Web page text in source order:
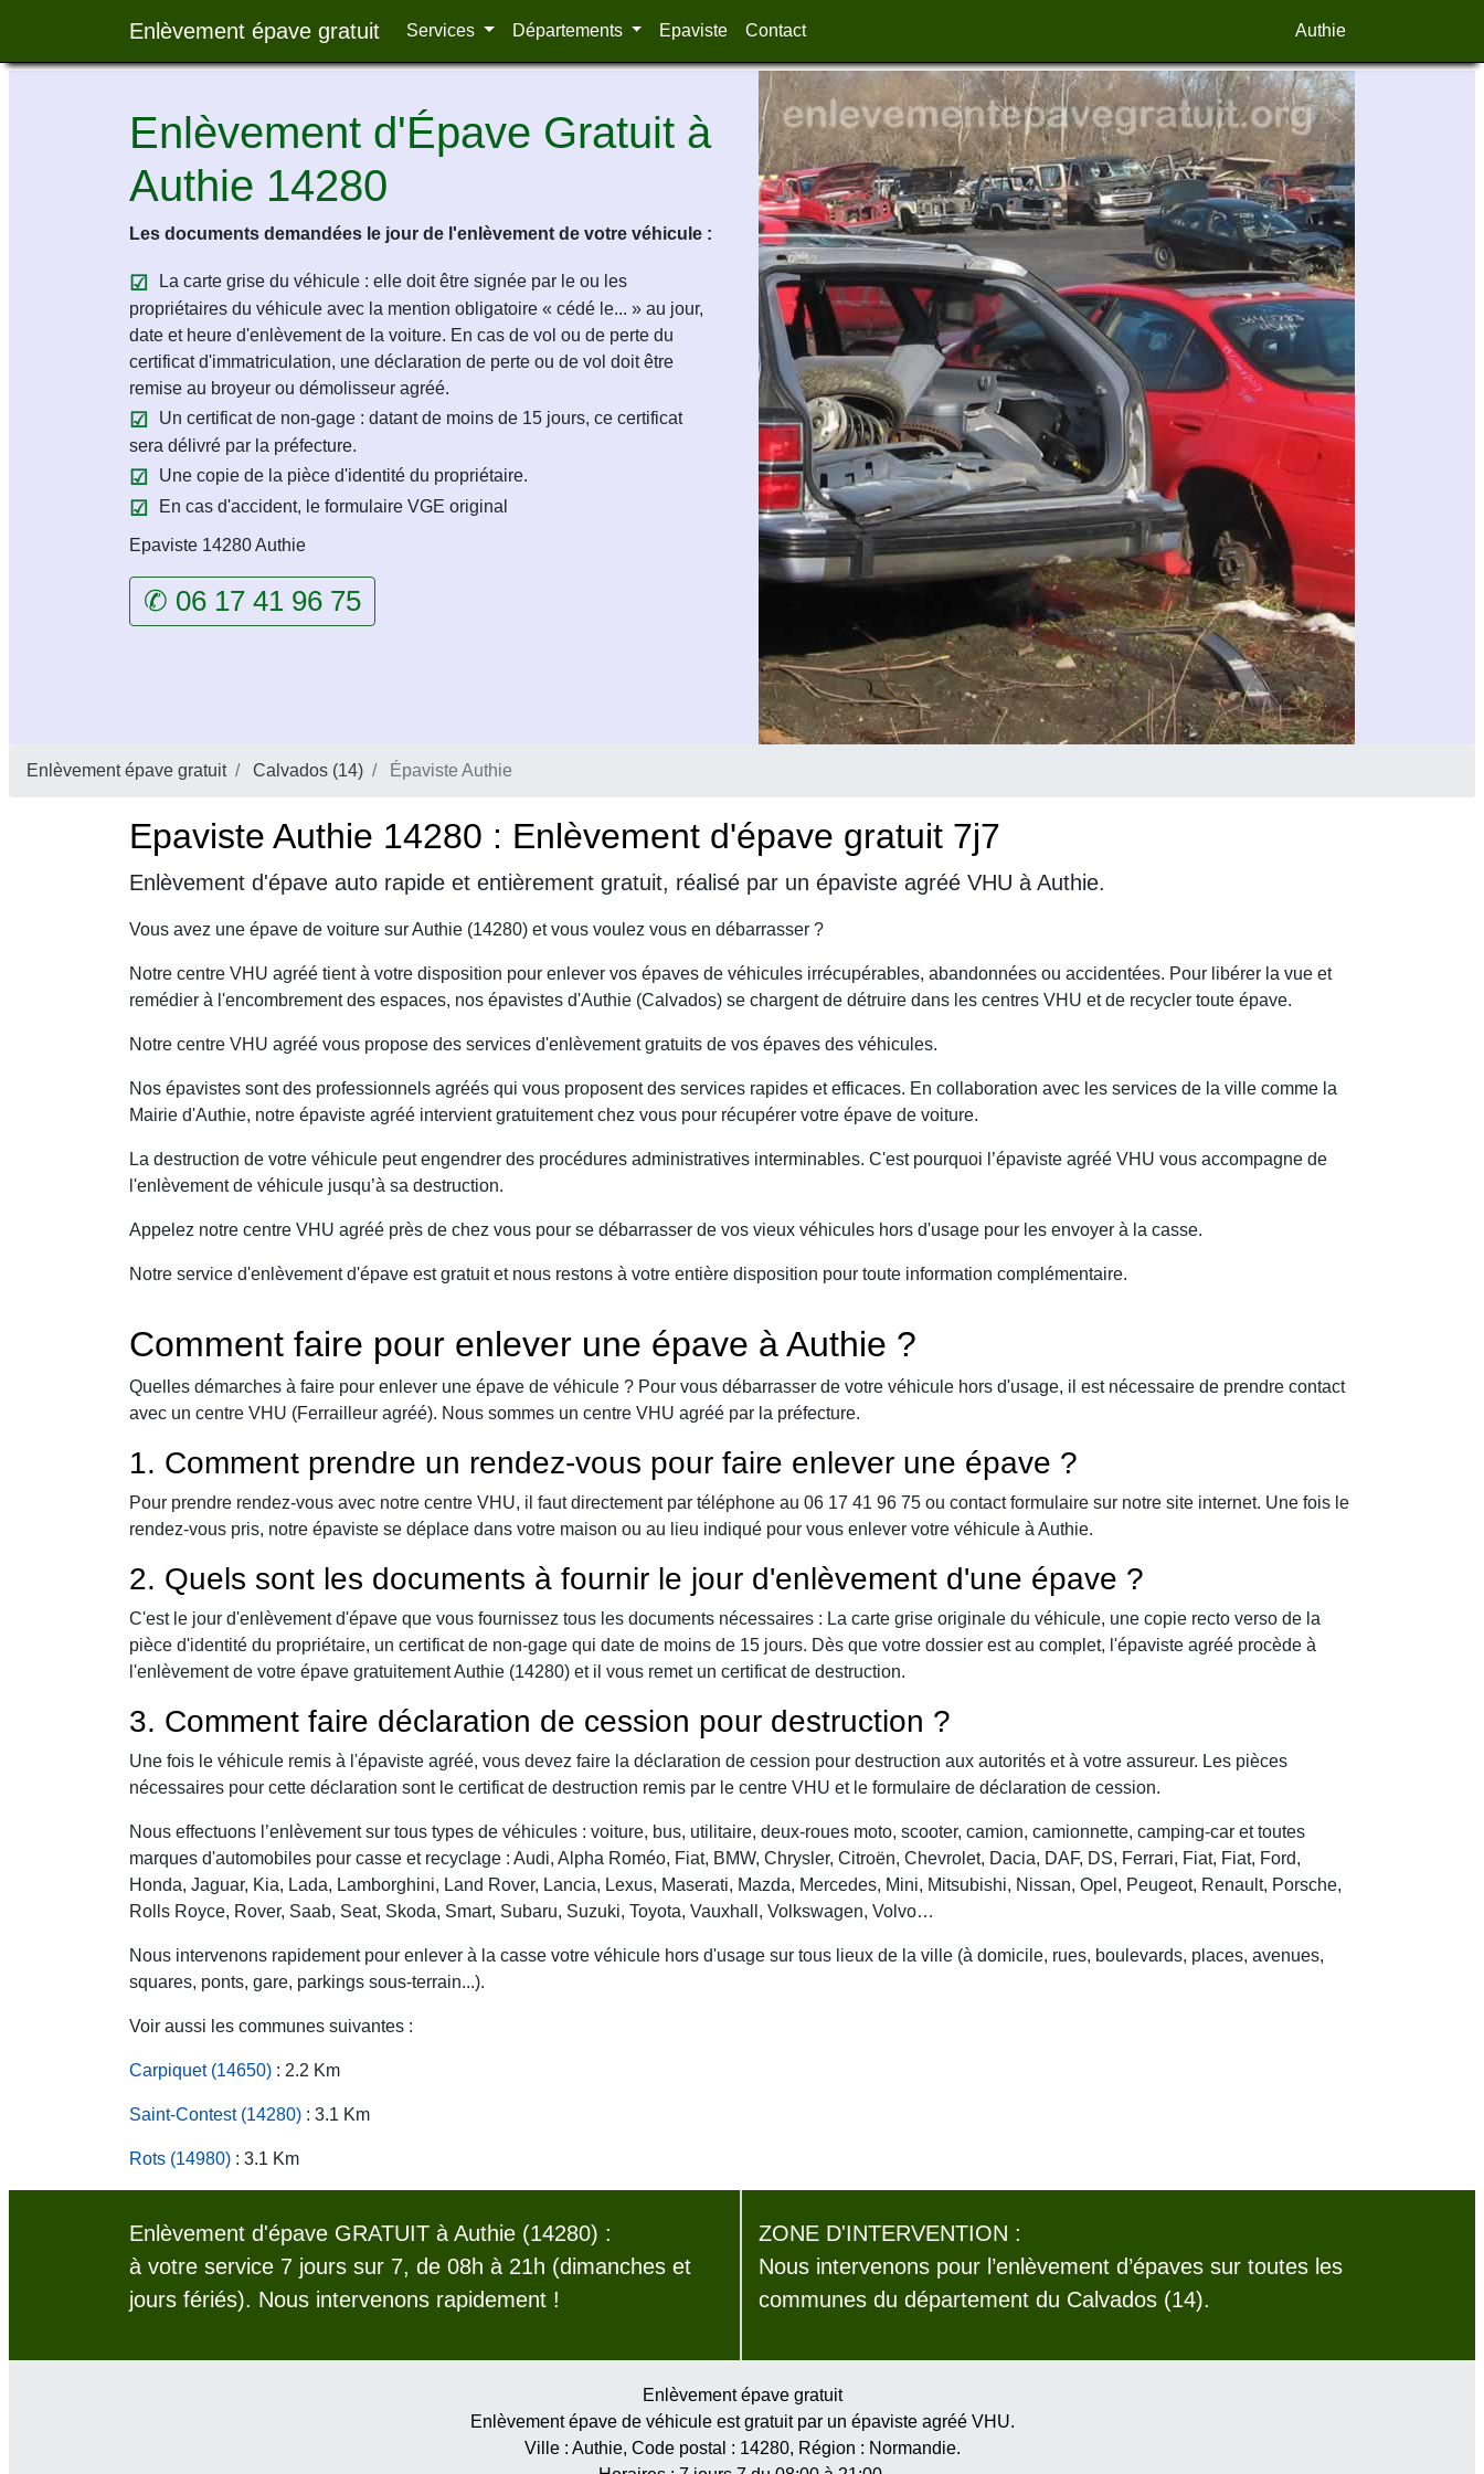
Enlèvement épave gratuit Services Départements Epaviste Contact Authie
Enlèvement d'Épave Gratuit à
Authie 14280
Les documents demandées le jour de l'enlèvement de votre véhicule :
La carte grise du véhicule : elle doit être signée par le ou les
propriétaires du véhicule avec la mention obligatoire « cédé le... » au jour,
date et heure d'enlèvement de la voiture. En cas de vol ou de perte du
certificat d'immatriculation, une déclaration de perte ou de vol doit être
remise au broyeur ou démolisseur agréé.
Un certificat de non-gage : datant de moins de 15 jours, ce certificat
sera délivré par la préfecture.
Une copie de la pièce d'identité du propriétaire.
En cas d'accident, le formulaire VGE original
Epaviste 14280 Authie
✆ 06 17 41 96 75
Enlèvement épave gratuit Calvados (14) Épaviste Authie
Epaviste Authie 14280 : Enlèvement d'épave gratuit 7j7
Enlèvement d'épave auto rapide et entièrement gratuit, réalisé par un épaviste agréé VHU à Authie.
Vous avez une épave de voiture sur Authie (14280) et vous voulez vous en débarrasser ?
Notre centre VHU agréé tient à votre disposition pour enlever vos épaves de véhicules irrécupérables, abandonnées ou accidentées. Pour libérer la vue et
remédier à l'encombrement des espaces, nos épavistes d'Authie (Calvados) se chargent de détruire dans les centres VHU et de recycler toute épave.
Notre centre VHU agréé vous propose des services d'enlèvement gratuits de vos épaves des véhicules.
Nos épavistes sont des professionnels agréés qui vous proposent des services rapides et efficaces. En collaboration avec les services de la ville comme la
Mairie d'Authie, notre épaviste agréé intervient gratuitement chez vous pour récupérer votre épave de voiture.
La destruction de votre véhicule peut engendrer des procédures administratives interminables. C'est pourquoi l’épaviste agréé VHU vous accompagne de
l'enlèvement de véhicule jusqu’à sa destruction.
Appelez notre centre VHU agréé près de chez vous pour se débarrasser de vos vieux véhicules hors d'usage pour les envoyer à la casse.
Notre service d'enlèvement d'épave est gratuit et nous restons à votre entière disposition pour toute information complémentaire.
Comment faire pour enlever une épave à Authie ?
Quelles démarches à faire pour enlever une épave de véhicule ? Pour vous débarrasser de votre véhicule hors d'usage, il est nécessaire de prendre contact
avec un centre VHU (Ferrailleur agréé). Nous sommes un centre VHU agréé par la préfecture.
1. Comment prendre un rendez-vous pour faire enlever une épave ?
Pour prendre rendez-vous avec notre centre VHU, il faut directement par téléphone au 06 17 41 96 75 ou contact formulaire sur notre site internet. Une fois le
rendez-vous pris, notre épaviste se déplace dans votre maison ou au lieu indiqué pour vous enlever votre véhicule à Authie.
2. Quels sont les documents à fournir le jour d'enlèvement d'une épave ?
C'est le jour d'enlèvement d'épave que vous fournissez tous les documents nécessaires : La carte grise originale du véhicule, une copie recto verso de la
pièce d'identité du propriétaire, un certificat de non-gage qui date de moins de 15 jours. Dès que votre dossier est au complet, l'épaviste agréé procède à
l'enlèvement de votre épave gratuitement Authie (14280) et il vous remet un certificat de destruction.
3. Comment faire déclaration de cession pour destruction ?
Une fois le véhicule remis à l'épaviste agréé, vous devez faire la déclaration de cession pour destruction aux autorités et à votre assureur. Les pièces
nécessaires pour cette déclaration sont le certificat de destruction remis par le centre VHU et le formulaire de déclaration de cession.
Nous effectuons l’enlèvement sur tous types de véhicules : voiture, bus, utilitaire, deux-roues moto, scooter, camion, camionnette, camping-car et toutes
marques d'automobiles pour casse et recyclage : Audi, Alpha Roméo, Fiat, BMW, Chrysler, Citroën, Chevrolet, Dacia, DAF, DS, Ferrari, Fiat, Fiat, Ford,
Honda, Jaguar, Kia, Lada, Lamborghini, Land Rover, Lancia, Lexus, Maserati, Mazda, Mercedes, Mini, Mitsubishi, Nissan, Opel, Peugeot, Renault, Porsche,
Rolls Royce, Rover, Saab, Seat, Skoda, Smart, Subaru, Suzuki, Toyota, Vauxhall, Volkswagen, Volvo…
Nous intervenons rapidement pour enlever à la casse votre véhicule hors d'usage sur tous lieux de la ville (à domicile, rues, boulevards, places, avenues,
squares, ponts, gare, parkings sous-terrain...).
Voir aussi les communes suivantes :
Carpiquet (14650) : 2.2 Km
Saint-Contest (14280) : 3.1 Km
Rots (14980) : 3.1 Km
Enlèvement d'épave GRATUIT à Authie (14280) :
à votre service 7 jours sur 7, de 08h à 21h (dimanches et
jours fériés). Nous intervenons rapidement !
ZONE D'INTERVENTION :
Nous intervenons pour l’enlèvement d’épaves sur toutes les
communes du département du Calvados (14).
Enlèvement épave gratuit
Enlèvement épave de véhicule est gratuit par un épaviste agréé VHU.
Ville : Authie, Code postal : 14280, Région : Normandie.